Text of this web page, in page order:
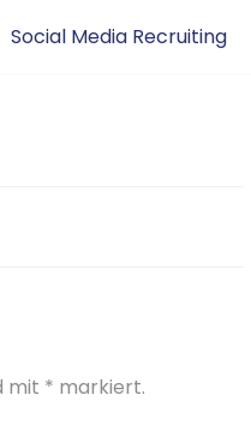
Social Media Recruiting
mit * markiert.